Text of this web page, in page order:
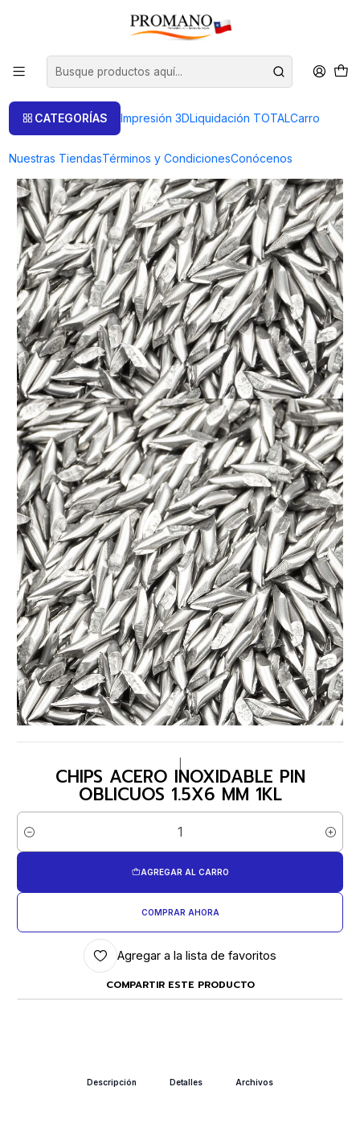
CATEGORÍAS Impresión 3DLiquidación TOTALCarro
Nuestras TiendasTérminos y CondicionesConócenos
Inicio Pulido Brillo Chips
CHIPS ACERO INOXIDABLE PIN OBLICUOS 1.5X6 MM 1KL
CHIPS ACERO INOXIDABLE PIN
OBLICUOS 1.5X6 MM 1KL
Cantidad
AGREGAR AL CARRO
COMPRAR AHORA
Agregar a la lista de favoritos
COMPARTIR ESTE PRODUCTO
Descripción Detalles Archivos